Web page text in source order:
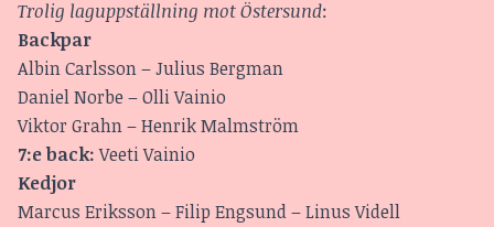
Trolig laguppställning mot Östersund:
Backpar
Albin Carlsson – Julius Bergman
Daniel Norbe – Olli Vainio
Viktor Grahn – Henrik Malmström
7:e back:Veeti Vainio
Kedjor
Marcus Eriksson – Filip Engsund – Linus Videll